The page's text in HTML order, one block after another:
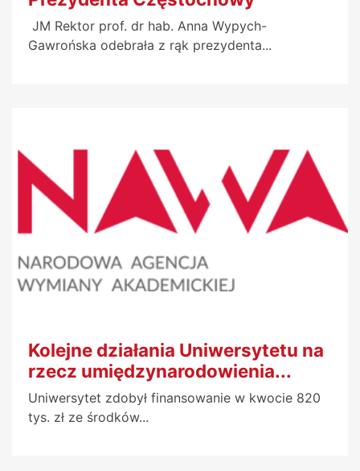
JM Rektor prof. dr hab. Anna Wypych-
Gawrońska odebrała z rąk prezydenta...
Kolejne działania Uniwersytetu na
rzecz umiędzynarodowienia...
Uniwersytet zdobył finansowanie w kwocie 820
tys. zł ze środków...